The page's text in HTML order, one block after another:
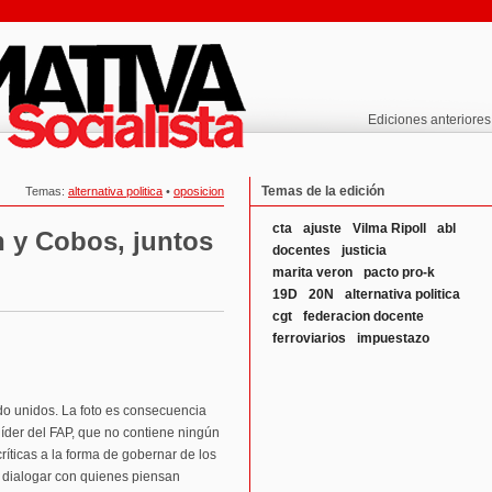
Ediciones anteriores
Temas: alternativa politica • oposicion
y Cobos, juntos
unidos. La foto es consecuencia
del FAP, que no contiene ningún
a la forma de gobernar de los
con quienes piensan
Temas de la edición
cta ajuste Vilma Ripoll
abl
docentes
justicia
marita veron
pacto pro-k
19D
20N
alternativa politica
cgt
federacion docente
ferroviarios
impuestazo